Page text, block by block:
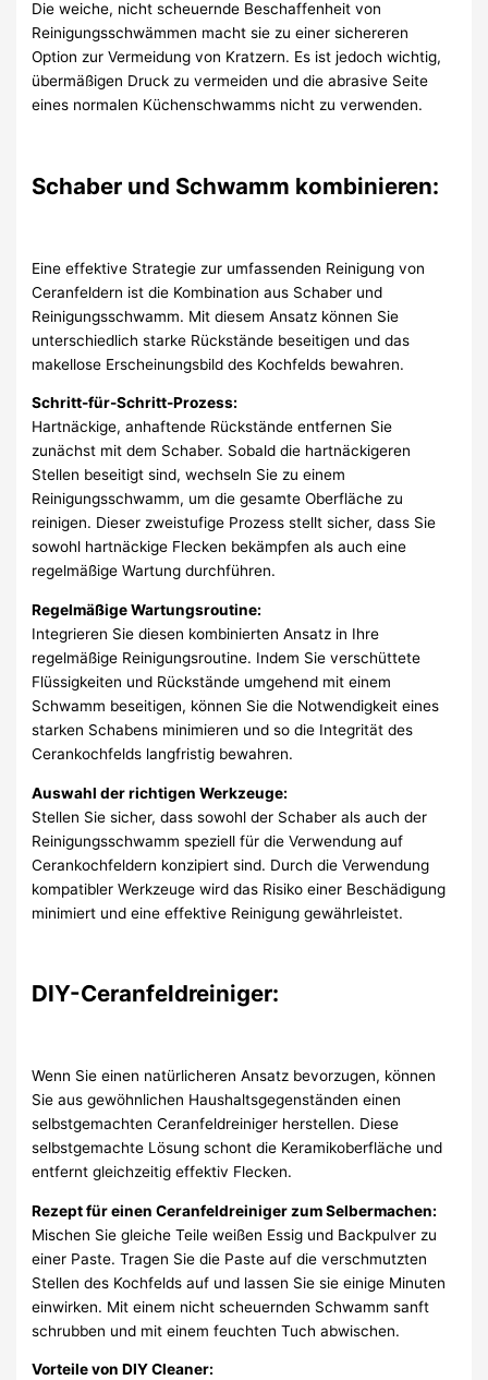
Die weiche, nicht scheuernde Beschaffenheit von
Reinigungsschwämmen macht sie zu einer sichereren
Option zur Vermeidung von Kratzern. Es ist jedoch wichtig,
übermäßigen Druck zu vermeiden und die abrasive Seite
eines normalen Küchenschwamms nicht zu verwenden.
Schaber und Schwamm kombinieren:
Eine effektive Strategie zur umfassenden Reinigung von
Ceranfeldern ist die Kombination aus Schaber und
Reinigungsschwamm. Mit diesem Ansatz können Sie
unterschiedlich starke Rückstände beseitigen und das
makellose Erscheinungsbild des Kochfelds bewahren.
Schritt-für-Schritt-Prozess:
Hartnäckige, anhaftende Rückstände entfernen Sie
zunächst mit dem Schaber. Sobald die hartnäckigeren
Stellen beseitigt sind, wechseln Sie zu einem
Reinigungsschwamm, um die gesamte Oberfläche zu
reinigen. Dieser zweistufige Prozess stellt sicher, dass Sie
sowohl hartnäckige Flecken bekämpfen als auch eine
regelmäßige Wartung durchführen.
Regelmäßige Wartungsroutine:
Integrieren Sie diesen kombinierten Ansatz in Ihre
regelmäßige Reinigungsroutine. Indem Sie verschüttete
Flüssigkeiten und Rückstände umgehend mit einem
Schwamm beseitigen, können Sie die Notwendigkeit eines
starken Schabens minimieren und so die Integrität des
Cerankochfelds langfristig bewahren.
Auswahl der richtigen Werkzeuge:
Stellen Sie sicher, dass sowohl der Schaber als auch der
Reinigungsschwamm speziell für die Verwendung auf
Cerankochfeldern konzipiert sind. Durch die Verwendung
kompatibler Werkzeuge wird das Risiko einer Beschädigung
minimiert und eine effektive Reinigung gewährleistet.
DIY-Ceranfeldreiniger:
Wenn Sie einen natürlicheren Ansatz bevorzugen, können
Sie aus gewöhnlichen Haushaltsgegenständen einen
selbstgemachten Ceranfeldreiniger herstellen. Diese
selbstgemachte Lösung schont die Keramikoberfläche und
entfernt gleichzeitig effektiv Flecken.
Rezept für einen Ceranfeldreiniger zum Selbermachen:
Mischen Sie gleiche Teile weißen Essig und Backpulver zu
einer Paste. Tragen Sie die Paste auf die verschmutzten
Stellen des Kochfelds auf und lassen Sie sie einige Minuten
einwirken. Mit einem nicht scheuernden Schwamm sanft
schrubben und mit einem feuchten Tuch abwischen.
Vorteile von DIY Cleaner: